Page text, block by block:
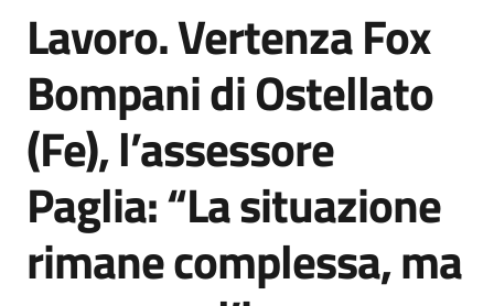
Agenzia
di
informazione
e
comunicazione
Salta al contenuto
Lavoro. Vertenza Fox
Bompani di Ostellato
(Fe), l’assessore
Paglia: “La situazione
rimane complessa, ma